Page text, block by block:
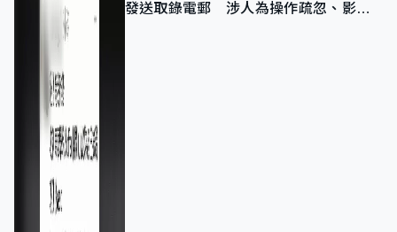
發送取錄電郵 涉人為操作疏忽、影響